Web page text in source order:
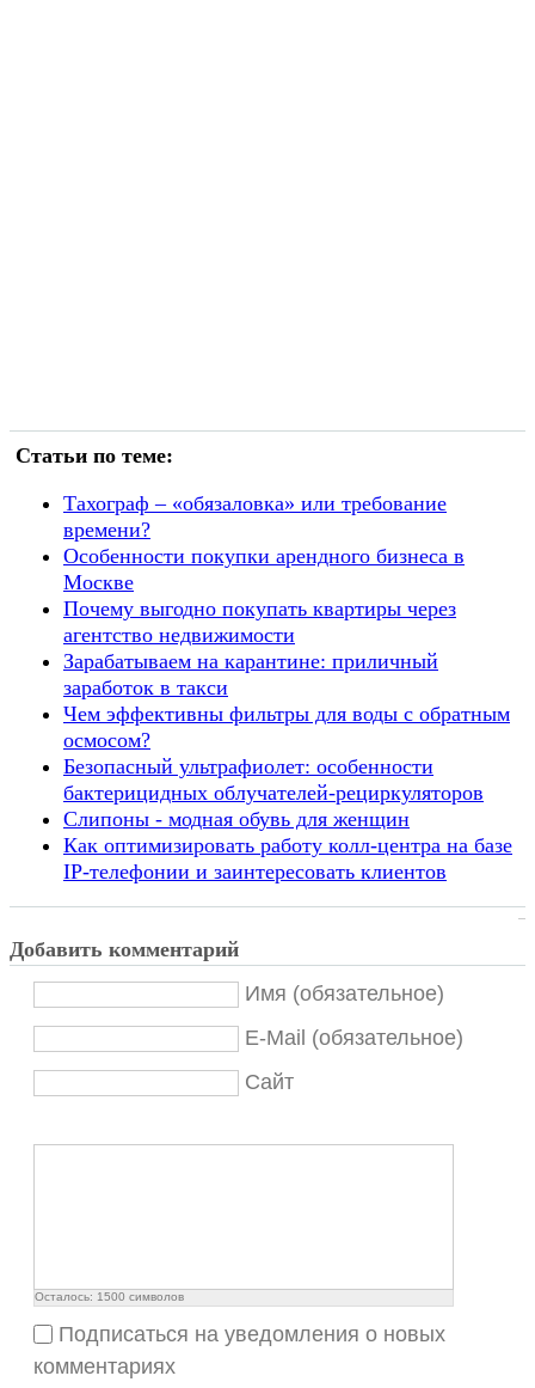
Статьи по теме:
Тахограф – «обязаловка» или требование
времени?
Особенности покупки арендного бизнеса в
Москве
Почему выгодно покупать квартиры через
агентство недвижимости
Зарабатываем на карантине: приличный
заработок в такси
Чем эффективны фильтры для воды с обратным
осмосом?
Безопасный ультрафиолет: особенности
бактерицидных облучателей-рециркуляторов
Слипоны - модная обувь для женщин
Как оптимизировать работу колл-центра на базе
IP-телефонии и заинтересовать клиентов
Добавить комментарий
Имя (обязательное)
E-Mail (обязательное)
Сайт
Осталось: 1500 символов
Подписаться на уведомления о новых
комментариях